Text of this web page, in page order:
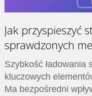
Jak przyspieszyć
sprawdzonych
Szybkość ładowania
kluczowych
Ma bezpośredni